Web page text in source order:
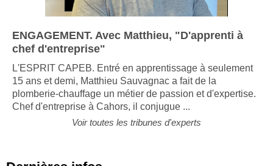
ENGAGEMENT. Avec Matthieu, "D'apprenti à
chef d'entreprise"
L'ESPRIT CAPEB. Entré en apprentissage à seulement
15 ans et demi, Matthieu Sauvagnac a fait de la
plomberie-chauffage un métier de passion et d'expertise.